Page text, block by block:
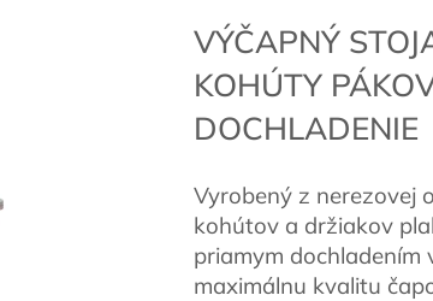
VÝČAPNÝ
KOHÚTY
DOCHLADENIE
Vyrobený z nerezovej
kohútov a držiakov
priamym
maximálnu kvalitu